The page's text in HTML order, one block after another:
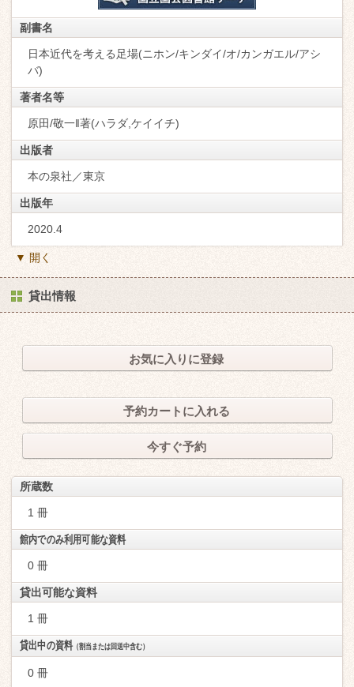
副書名
日本近代を考える足場(ニホン/キンダイ/オ/カンガエル/アシ
バ)
著者名等
原田/敬一‖著(ハラダ,ケイイチ)
出版者
本の泉社／東京
出版年
2020.4
▼ 開く
貸出情報
お気に入りに登録
予約カートに入れる
今すぐ予約
所蔵数
1 冊
館内でのみ利用可能な資料
0 冊
貸出可能な資料
1 冊
貸出中の資料（割当または回送中含む）
0 冊